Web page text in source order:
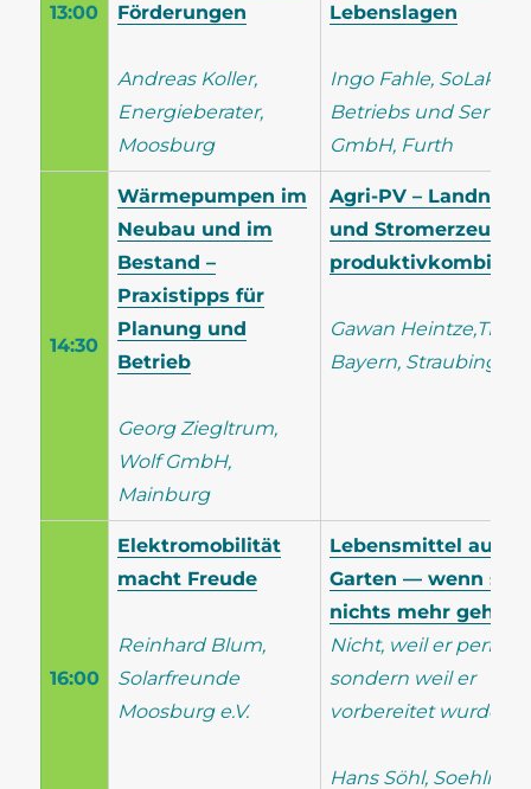
13:00
Förderungen
Andreas Koller,
Energieberater,
Moosburg
Lebenslagen
Ingo Fahle, SoLaR
Betriebs und Service
GmbH, Furth
14:30
Wärmepumpen im
Neubau und im
Bestand –
Praxistipps für
Planung und
Betrieb
Georg Ziegltrum,
Wolf GmbH,
Mainburg
Agri-PV –
und
Gawan Heintze,TFZ
Bayern, Straubing
16:00
Elektromobilität
macht Freude
Reinhard Blum,
Solarfreunde
Moosburg e.V.
Lebensmittel aus
Garten — wenn
nichts mehr geht
Nicht, weil er perfekt
sondern weil er
vorbereitet wurde.
Hans Söhl,